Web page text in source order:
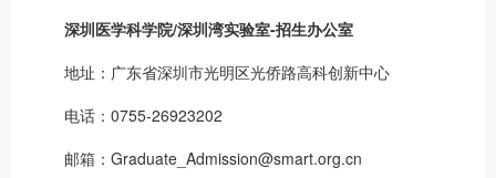
深圳医学科学院/深圳湾实验室-招生办公室
地址：广东省深圳市光明区光侨路高科创新中心
电话：0755-26923202
邮箱：Graduate_Admission@smart.org.cn